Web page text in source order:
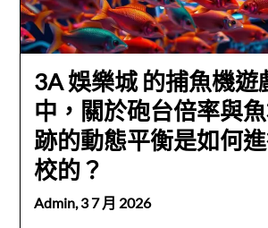
3A 娛樂城 的捕魚機遊
中，關於砲台倍率與
跡的動態平衡是如何
校的？
Admin, 3 7 月 2026